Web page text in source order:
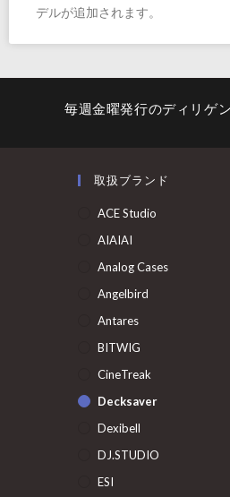
デルが追加されます。
毎週金曜発行のディリゲ
取扱ブランド
ACE Studio
AIAIAI
Analog Cases
Angelbird
Antares
BITWIG
CineTreak
Decksaver
Dexibell
DJ.STUDIO
ESI